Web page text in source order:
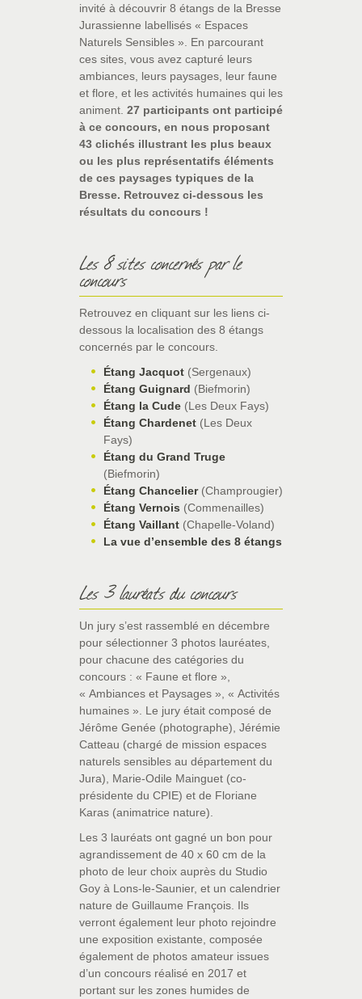
invité à découvrir 8 étangs de la Bresse
Jurassienne labellisés « Espaces
Naturels Sensibles ». En parcourant
ces sites, vous avez capturé leurs
ambiances, leurs paysages, leur faune
et flore, et les activités humaines qui les
animent. 27 participants ont participé
à ce concours, en nous proposant
43 clichés illustrant les plus beaux
ou les plus représentatifs éléments
de ces paysages typiques de la
Bresse. Retrouvez ci-dessous les
résultats du concours !
Les 8 sites concernés par le
concours
Retrouvez en cliquant sur les liens ci-
dessous la localisation des 8 étangs
concernés par le concours.
Étang Jacquot (Sergenaux)
Étang Guignard (Biefmorin)
Étang la Cude (Les Deux Fays)
Étang Chardenet (Les Deux
Fays)
Étang du Grand Truge
(Biefmorin)
Étang Chancelier(Champrougier)
Étang Vernois (Commenailles)
Étang Vaillant (Chapelle-Voland)
La vue d’ensemble des 8 étangs
Les 3 lauréats du concours
Un jury s’est rassemblé en décembre
pour sélectionner 3 photos lauréates,
pour chacune des catégories du
concours : « Faune et flore »,
« Ambiances et Paysages », « Activités
humaines ». Le jury était composé de
Jérôme Genée (photographe), Jérémie
Catteau (chargé de mission espaces
naturels sensibles au département du
Jura), Marie-Odile Mainguet (co-
présidente du CPIE) et de Floriane
Karas (animatrice nature).
Les 3 lauréats ont gagné un bon pour
agrandissement de 40 x 60 cm de la
photo de leur choix auprès du Studio
Goy à Lons-le-Saunier, et un calendrier
nature de Guillaume François. Ils
verront également leur photo rejoindre
une exposition existante, composée
également de photos amateur issues
d’un concours réalisé en 2017 et
portant sur les zones humides de